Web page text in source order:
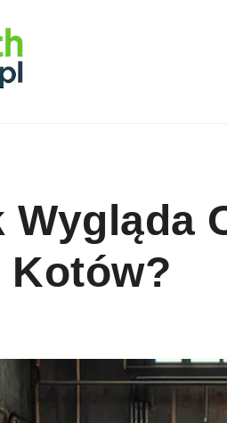
Wygląda
Kotów?